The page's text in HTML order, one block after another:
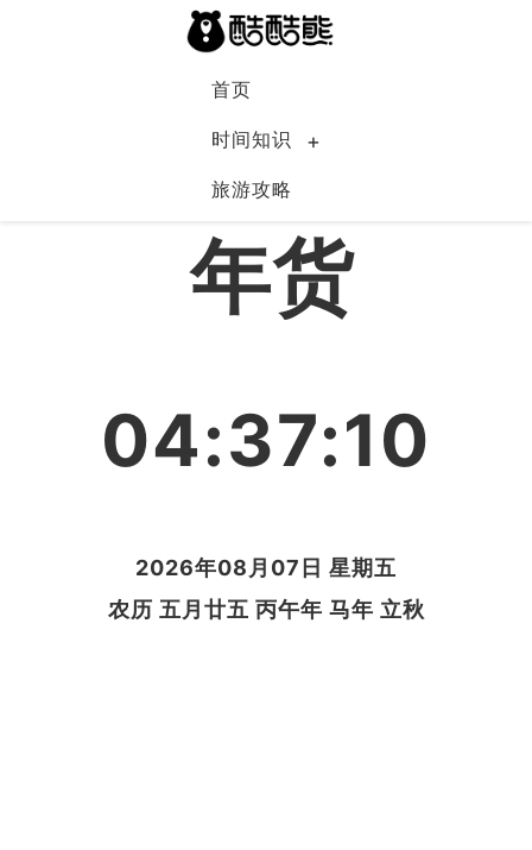
首页
时间知识
旅游攻略
中国
年货
04:37:10
2026年08月07日 星期五
农历 五月廿五 丙午年 马年 立秋